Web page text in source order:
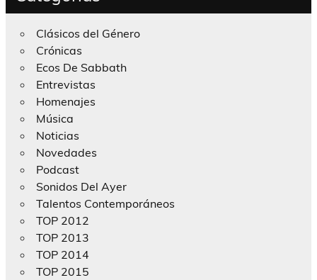
Clásicos del Género
Crónicas
Ecos De Sabbath
Entrevistas
Homenajes
Música
Noticias
Novedades
Podcast
Sonidos Del Ayer
Talentos Contemporáneos
TOP 2012
TOP 2013
TOP 2014
TOP 2015